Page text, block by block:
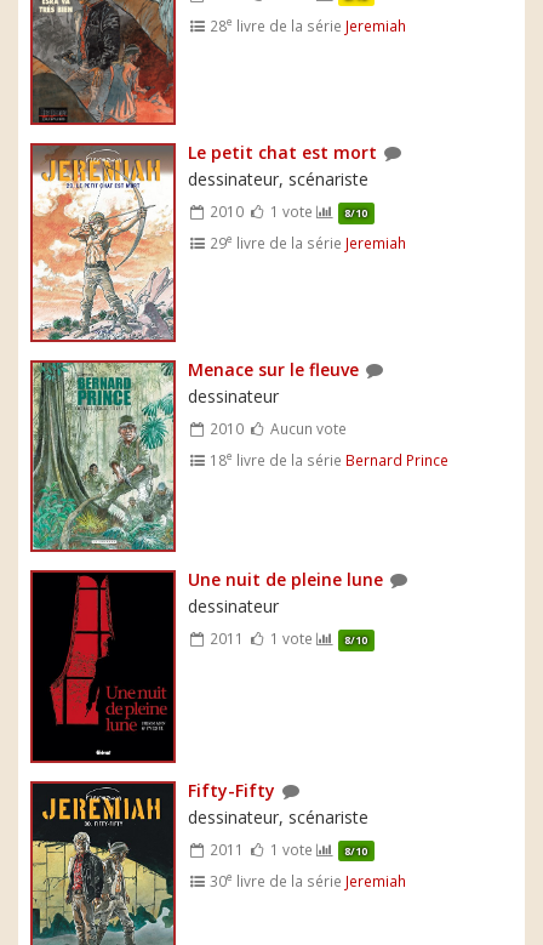
28e livre de la série Jeremiah
Le petit chat est mort
dessinateur, scénariste
2010 1 vote 8/10
29e livre de la série Jeremiah
Menace sur le fleuve
dessinateur
2010
Aucun vote
18e livre de la série Bernard Prince
Une nuit de pleine lune
dessinateur
2011 1 vote 8/10
Fifty-Fifty
dessinateur, scénariste
2011 1 vote 8/10
30e livre de la série Jeremiah